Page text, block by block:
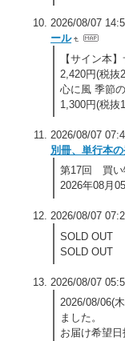
2026/08/07
ール
【サイン本
2,420円(税抜
心に風 季節
1,300円(税抜
2026/08/07
別冊、単行本
第17回 買い
2026年08月
2026/08/07
SOLD OUT
SOLD OUT
2026/08/07
2026/08/06(
ました。
お届け希望日